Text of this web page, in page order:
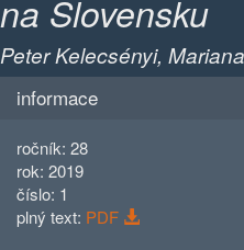
na Slovensku
Peter Kelecsényi,
informace
ročník: 28
rok: 2019
číslo: 1
plný text: PDF